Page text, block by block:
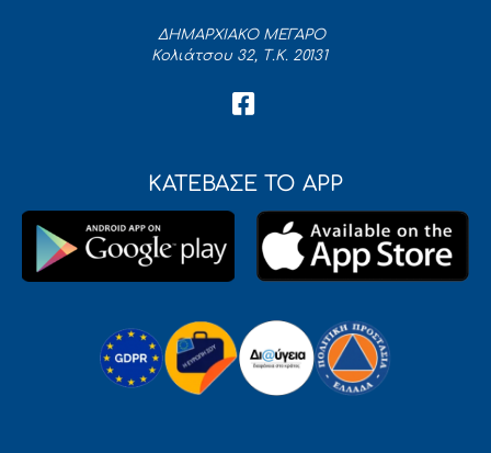
ΔΗΜΑΡΧΙΑΚΟ ΜΕΓΑΡΟ
Κολιάτσου 32, Τ.Κ. 20131
ΚΑΤΕΒΑΣΕ ΤΟ APP